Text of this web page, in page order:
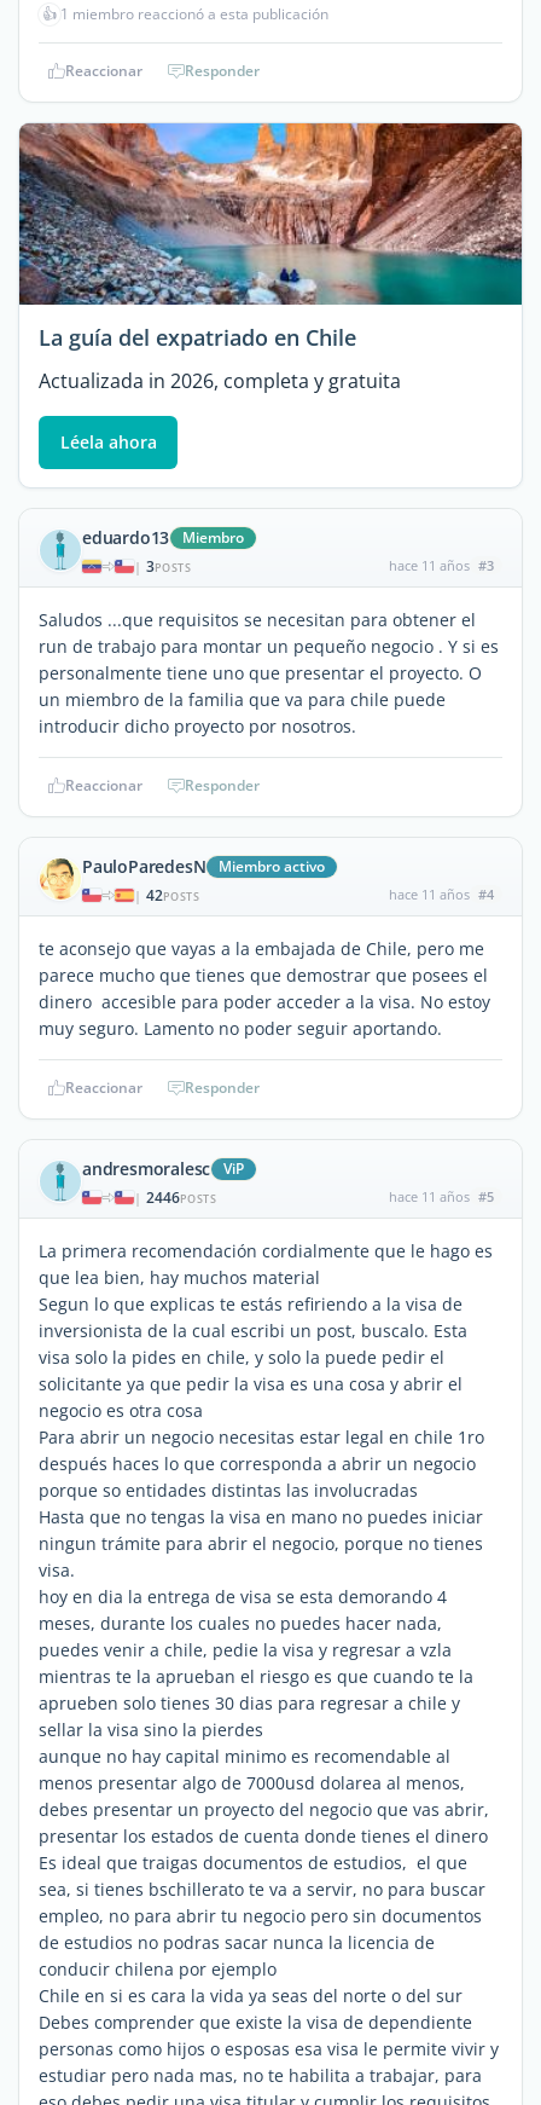
👍 1 miembro reaccionó a esta publicación
Reaccionar Responder
La guía del expatriado en Chile
Actualizada in 2026, completa y gratuita
Léela ahora
eduardo13 Miembro
| 3POSTS hace 11 años #3
Saludos ...que requisitos se necesitan para obtener el
run de trabajo para montar un pequeño negocio . Y si es
personalmente tiene uno que presentar el proyecto. O
un miembro de la familia que va para chile puede
introducir dicho proyecto por nosotros.
Reaccionar Responder
PauloParedesN Miembro activo
| 42POSTS hace 11 años #4
te aconsejo que vayas a la embajada de Chile, pero me
parece mucho que tienes que demostrar que posees el
dinero accesible para poder acceder a la visa. No estoy
muy seguro. Lamento no poder seguir aportando.
Reaccionar Responder
andresmoralesc ViP
| 2446POSTS hace 11 años #5
La primera recomendación cordialmente que le hago es
que lea bien, hay muchos material
Segun lo que explicas te estás refiriendo a la visa de
inversionista de la cual escribi un post, buscalo. Esta
visa solo la pides en chile, y solo la puede pedir el
solicitante ya que pedir la visa es una cosa y abrir el
negocio es otra cosa
Para abrir un negocio necesitas estar legal en chile 1ro
después haces lo que corresponda a abrir un negocio
porque so entidades distintas las involucradas
Hasta que no tengas la visa en mano no puedes iniciar
ningun trámite para abrir el negocio, porque no tienes
visa.
hoy en dia la entrega de visa se esta demorando 4
meses, durante los cuales no puedes hacer nada,
puedes venir a chile, pedie la visa y regresar a vzla
mientras te la aprueban el riesgo es que cuando te la
aprueben solo tienes 30 dias para regresar a chile y
sellar la visa sino la pierdes
aunque no hay capital minimo es recomendable al
menos presentar algo de 7000usd dolarea al menos,
debes presentar un proyecto del negocio que vas abrir,
presentar los estados de cuenta donde tienes el dinero
Es ideal que traigas documentos de estudios, el que
sea, si tienes bschillerato te va a servir, no para buscar
empleo, no para abrir tu negocio pero sin documentos
de estudios no podras sacar nunca la licencia de
conducir chilena por ejemplo
Chile en si es cara la vida ya seas del norte o del sur
Debes comprender que existe la visa de dependiente
personas como hijos o esposas esa visa le permite vivir y
estudiar pero nada mas, no te habilita a trabajar, para